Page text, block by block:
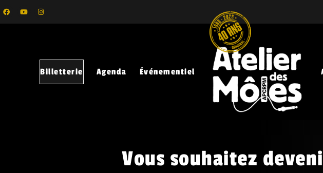
Billetterie Agenda Événementiel
Vous souhaitez